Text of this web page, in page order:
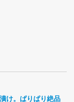
け。ぱりぱり絶品。